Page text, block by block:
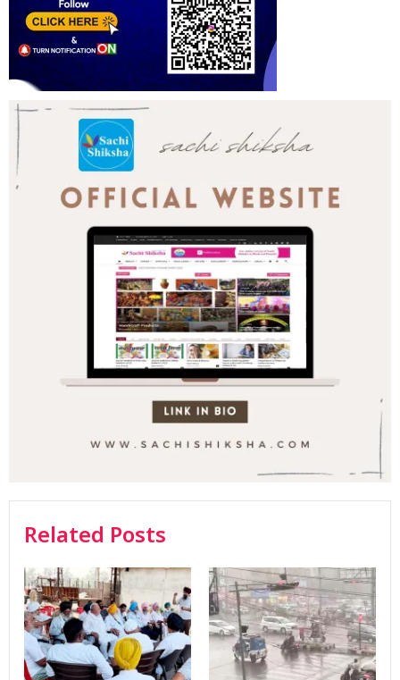
Related Posts